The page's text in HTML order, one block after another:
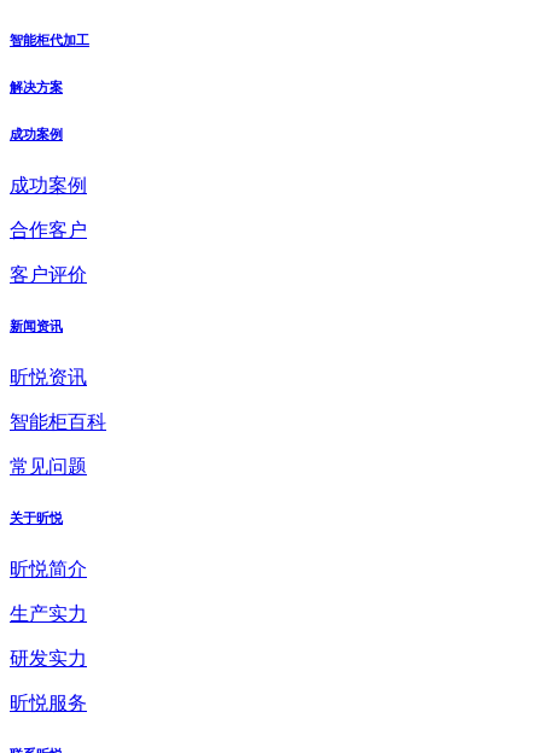
智能柜代加工
解决方案
成功案例
成功案例
合作客户
客户评价
新闻资讯
昕悦资讯
智能柜百科
常见问题
关于昕悦
昕悦简介
生产实力
研发实力
昕悦服务